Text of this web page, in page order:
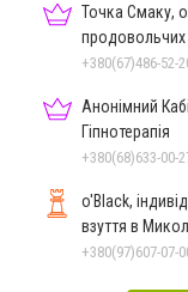
Точка Смаку,
продовольчих
Анонімний
Гіпнотерапія
+380(68)633-00-
o'Black,
взуття в
+380(97)607-07-